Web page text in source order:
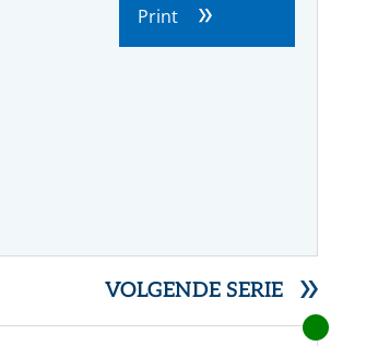
SlangmanagementWhitepaper
Print
VOLGENDE SERIE